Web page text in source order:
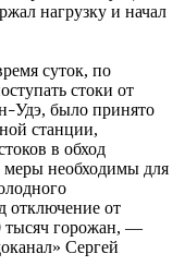
нагрузку и начал
суток, по
стоки от
–Удэ, было принято
станции,
в обход
меры необходимы для
отключение от
тысяч горожан, —
Сергей